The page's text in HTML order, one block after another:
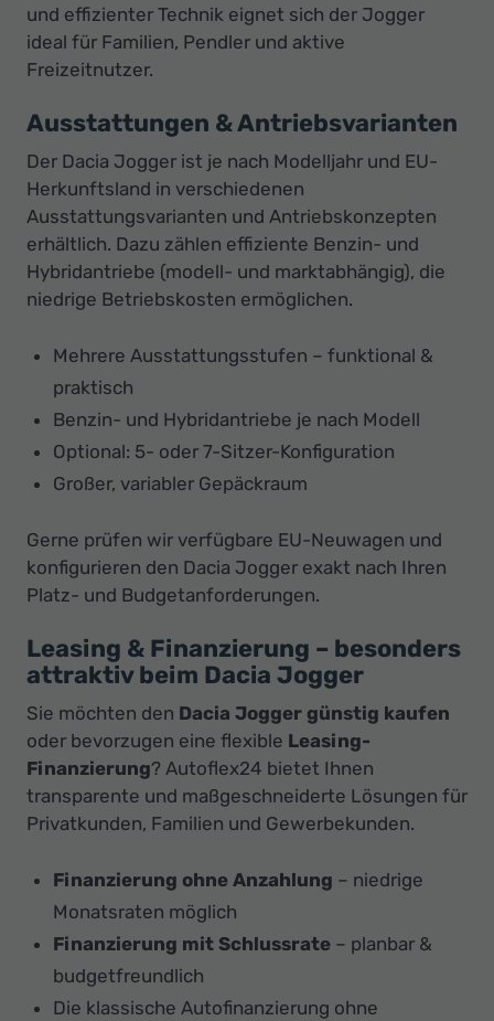
und effizienter Technik eignet sich der Jogger
ideal für Familien, Pendler und aktive
Freizeitnutzer.
Ausstattungen & Antriebsvarianten
Der Dacia Jogger ist je nach Modelljahr und EU-
Herkunftsland in verschiedenen
Ausstattungsvarianten und Antriebskonzepten
erhältlich. Dazu zählen effiziente Benzin- und
Hybridantriebe (modell- und marktabhängig), die
niedrige Betriebskosten ermöglichen.
Mehrere Ausstattungsstufen – funktional &
praktisch
Benzin- und Hybridantriebe je nach Modell
Optional: 5- oder 7-Sitzer-Konfiguration
Großer, variabler Gepäckraum
Gerne prüfen wir verfügbare EU-Neuwagen und
konfigurieren den Dacia Jogger exakt nach Ihren
Platz- und Budgetanforderungen.
Leasing & Finanzierung – besonders
attraktiv beim Dacia Jogger
Sie möchten den Dacia Jogger günstig kaufen
oder bevorzugen eine flexible Leasing-
Finanzierung? Autoflex24 bietet Ihnen
transparente und maßgeschneiderte Lösungen für
Privatkunden, Familien und Gewerbekunden.
Finanzierung ohne Anzahlung – niedrige
Monatsraten möglich
Finanzierung mit Schlussrate – planbar &
budgetfreundlich
Die klassische Autofinanzierung ohne